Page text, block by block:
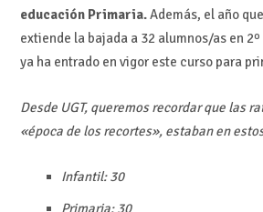
educación Primaria.Además, el año
extiende la bajada a 32 alumnos/as en
ya ha entrado en vigor este curso para
Desde UGT, queremos recordar que las
«época de los recortes», estaban en
Infantil: 30
Primaria: 30